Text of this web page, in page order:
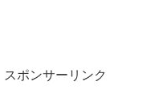
スポンサーリンク